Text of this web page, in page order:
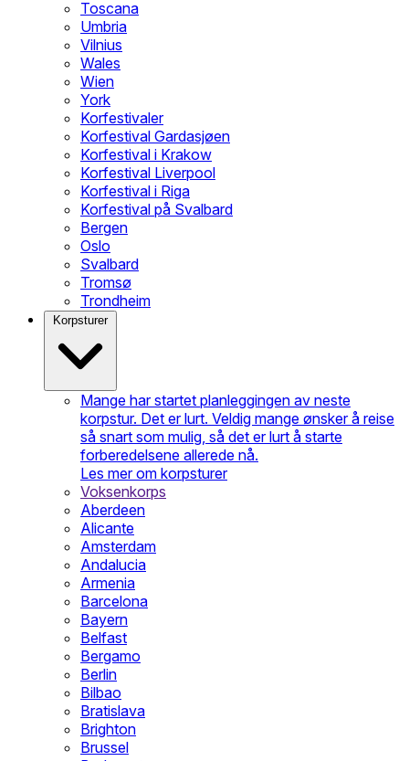
Toscana
Umbria
Vilnius
Wales
Wien
York
Korfestivaler
Korfestival Gardasjøen
Korfestival i Krakow
Korfestival Liverpool
Korfestival i Riga
Korfestival på Svalbard
Bergen
Oslo
Svalbard
Tromsø
Trondheim
Korpsturer
Mange har startet planleggingen av neste
korpstur. Det er lurt. Veldig mange ønsker å reise
så snart som mulig, så det er lurt å starte
forberedelsene allerede nå.
Les mer om korpsturer
Voksenkorps
Aberdeen
Alicante
Amsterdam
Andalucia
Armenia
Barcelona
Bayern
Belfast
Bergamo
Berlin
Bilbao
Bratislava
Brighton
Brussel